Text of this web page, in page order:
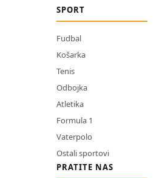
SPORT
Fudbal
Košarka
Tenis
Odbojka
Atletika
Formula 1
Vaterpolo
Ostali sportovi
PRATITE NAS